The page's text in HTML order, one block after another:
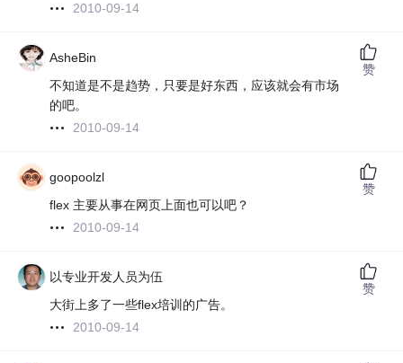
2010-09-14
AsheBin
不知道是不是趋势，只要是好东西，应该就会有市场
的吧。
2010-09-14
赞
goopoolzl
flex 主要从事在网页上面也可以吧？
2010-09-14
赞
以专业开发人员为伍
大街上多了一些flex培训的广告。
2010-09-14
赞